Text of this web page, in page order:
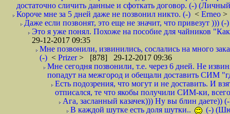
достаточно сличить данные и сфоткать договор. (-)
Короче мне за 5 дней даже не позвонил никто. (-) < Erneo >
Даже если позвонят, это еще не значит, что привезут ))) (-)
Это я уже понял. Похоже на пособие для чайников
29-12-2017 09:35
Мне позвонили, извинились, сослались на много
(-) < Prizer> [878] 29-12-2017 09:36
Мне сегодня позвонили, т.е. через 6 дней. Не
попадут на межгород и обещали доставить СИМ
Есть подозрения, что могут и не доставить. И
отписался, те что якобы получили СИМ-ки,
Ага, засланный казачек))) Ну вы блин даете))
В каждой шутке есть доля шутки..
(-)